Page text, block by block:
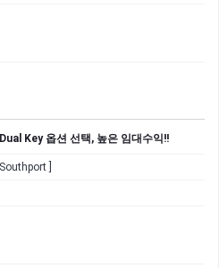
Key 옵션 선택, 높은 임대수익!!
Southport ]